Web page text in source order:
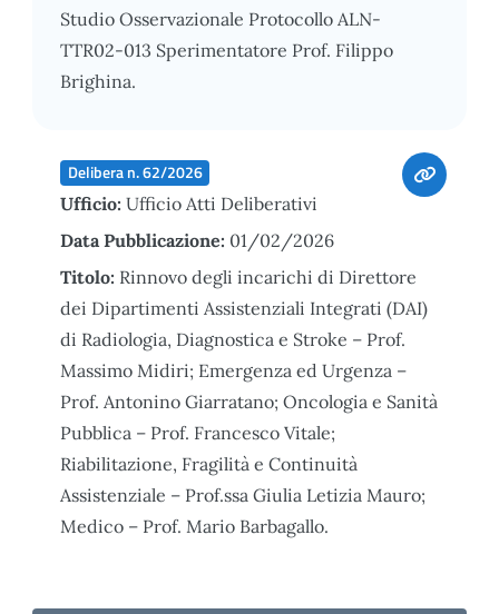
Studio Osservazionale Protocollo ALN-
TTR02-013 Sperimentatore Prof. Filippo
Brighina.
Delibera n. 62/2026
Ufficio: Ufficio Atti Deliberativi
Data Pubblicazione: 01/02/2026
Titolo: Rinnovo degli incarichi di Direttore
dei Dipartimenti Assistenziali Integrati (DAI)
di Radiologia, Diagnostica e Stroke – Prof.
Massimo Midiri; Emergenza ed Urgenza –
Prof. Antonino Giarratano; Oncologia e Sanità
Pubblica – Prof. Francesco Vitale;
Riabilitazione, Fragilità e Continuità
Assistenziale – Prof.ssa Giulia Letizia Mauro;
Medico – Prof. Mario Barbagallo.